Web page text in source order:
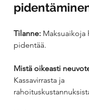
Tilanne: Maksuaikoja
pidentää.
Mistä oikeasti
Kassavirrasta ja